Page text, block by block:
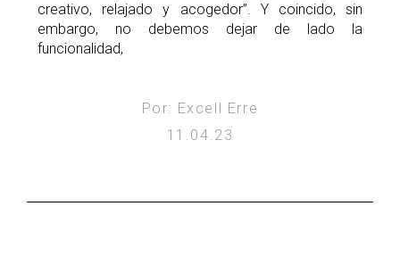
creativo, relajado y acogedor”. Y coincido, sin
embargo, no debemos dejar de lado la
funcionalidad,
Por: Excell Erre
11.04.23